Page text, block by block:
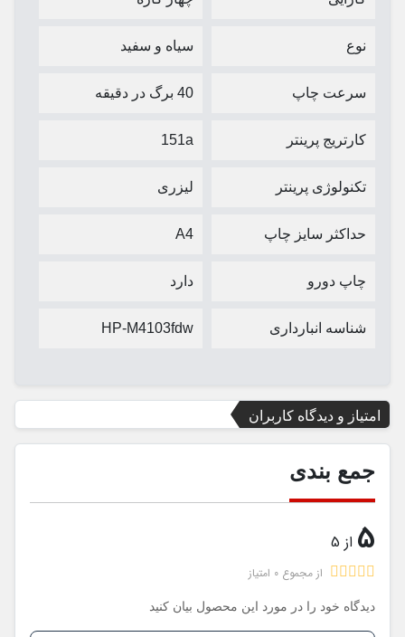
نوع سیاه و سفید
سرعت چاپ 40 برگ در دقیقه
کارتریج پرینتر 151a
تکنولوژی پرینتر لیزری
حداکثر سایز چاپ A4
چاپ دورو دارد
شناسه انبارداری HP-M4103fdw
امتیاز و دیدگاه کاربران
جمع بندی
5 از 5
از مجموع 0 امتیاز
دیدگاه خود را در مورد این محصول بیان کنید